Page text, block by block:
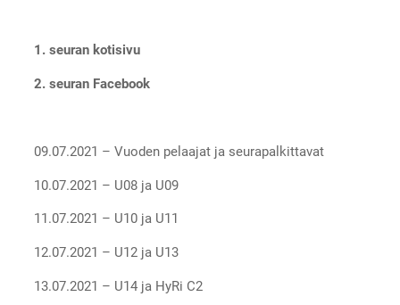
1. seuran kotisivu
2. seuran Facebook
09.07.2021 – Vuoden pelaajat ja seurapalkittavat
10.07.2021 – U08 ja U09
11.07.2021 – U10 ja U11
12.07.2021 – U12 ja U13
13.07.2021 – U14 ja HyRi C2